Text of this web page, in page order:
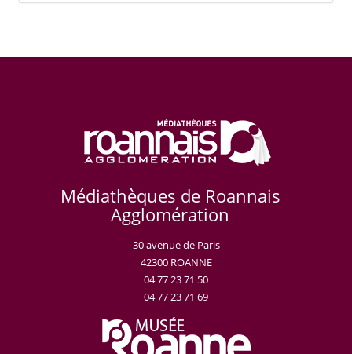
Médiathèques de Roannais
Agglomération
30 avenue de Paris
42300 ROANNE
04 77 23 71 50
04 77 23 71 69